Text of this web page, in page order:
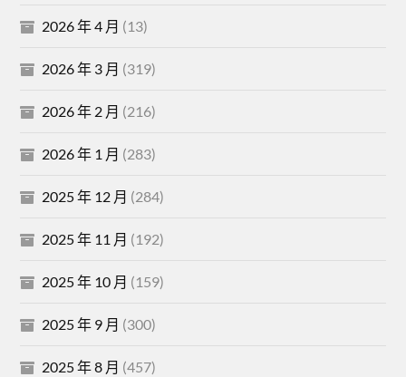
2026 年 4 月 (13)
2026 年 3 月 (319)
2026 年 2 月 (216)
2026 年 1 月 (283)
2025 年 12 月 (284)
2025 年 11 月 (192)
2025 年 10 月 (159)
2025 年 9 月 (300)
2025 年 8 月 (457)